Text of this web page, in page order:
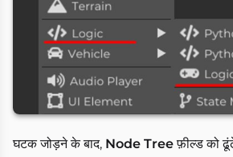
घटक जोड़ने के बाद, Node Treeफ़ील्ड को